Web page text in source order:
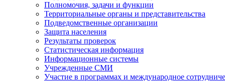
Полномочия, задачи и функции
Территориальные органы и представительства
Подведомственные организации
Защита населения
Результаты проверок
Статистическая информация
Информационные системы
Учрежденные СМИ
Участие в программах и международное